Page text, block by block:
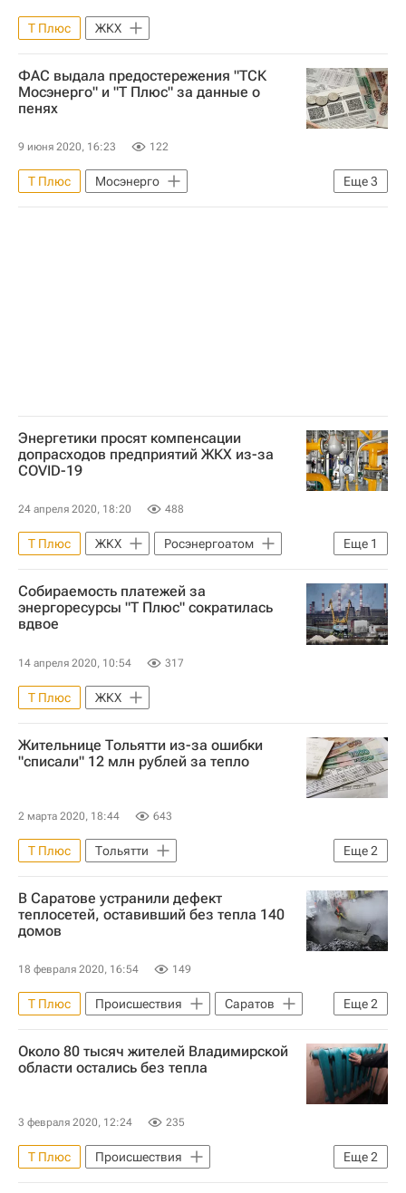
Т Плюс ЖКХ
ФАС выдала предостережения "ТСК
Мосэнерго" и "Т Плюс" за данные о
пенях
9 июня 2020, 16:23 122
Еще3
Т Плюс
Мосэнерго
Федеральная антимонопольная служба (ФАС России)
Энергетики просят компенсации
допрасходов предприятий ЖКХ из-за
COVID-19
24 апреля 2020, 18:20 488
Еще 1
Т Плюс ЖКХ
Росэнергоатом
Газпром энергохолдинг
Собираемость платежей за
энергоресурсы "Т Плюс" сократилась
вдвое
14 апреля 2020, 10:54 317
Т Плюс ЖКХ
Жительнице Тольятти из-за ошибки
"списали" 12 млн рублей за тепло
2 марта 2020, 18:44 643
Еще2
Т Плюс
Тольятти
Самарская область
ЖКХ
В Саратове устранили дефект
теплосетей, оставивший без тепла 140
домов
18 февраля 2020, 16:54 149
Еще2
Т Плюс Происшествия
Саратов
ЖКХ
Теплоснабжение
Около 80 тысяч жителей Владимирской
области остались без тепла
3 февраля 2020, 12:24 235
Еще2
Т Плюс
Происшествия
Владимирская область
ЖКХ